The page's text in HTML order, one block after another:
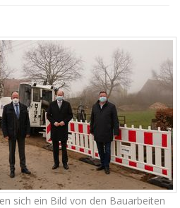
sich ein Bild von den Bauarbeiten